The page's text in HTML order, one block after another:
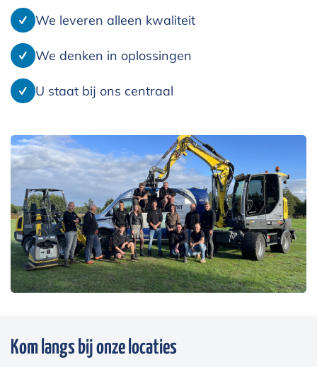
We leveren alleen kwaliteit
We denken in oplossingen
U staat bij ons centraal
Kom langs bij onze locaties